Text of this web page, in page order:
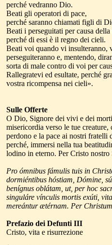
perché vedranno Dio.
Beati gli operatori di pace,
perché saranno chiamati figli di
Beati i perseguitati per causa
perché di essi è il regno dei cieli.
Beati voi quando vi insulteranno,
perseguiteranno e, mentendo,
sorta di male contro di voi per
Rallegratevi ed esultate, perché
vostra ricompensa nei cieli».
Sulle Offerte
O Dio, Signore dei vivi e dei
misericordia verso le tue creature,
perdono e la pace ai nostri fratelli
perché, immersi nella tua
lodino in eterno. Per Cristo nostro
Pro ómnibus fámulis tuis in
dormiéntibus hóstiam, Dómine,
benígnus oblátam, ut, per hoc
singuláre vínculis mortis exúti,
mereántur ætérnam. Per
Prefazio dei Defunti III
Cristo, vita e risurrezione